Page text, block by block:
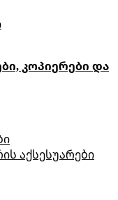
კოპიერები და
აქსესუარები